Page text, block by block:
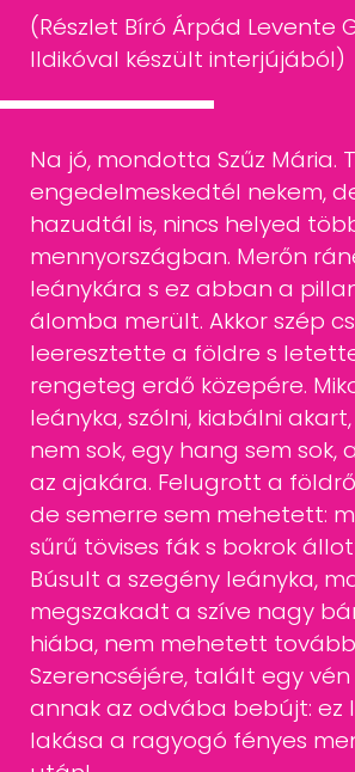
(Részlet Bíró Árpád Levente
Ildikóval készült interjújából)
Na jó, mondotta Szűz Mária.
engedelmeskedtél nekem,
hazudtál is, nincs helyed
mennyországban. Merőn
leánykára s ez abban a
álomba merült. Akkor szép
leeresztette a földre s
rengeteg erdő közepére.
leányka, szólni, kiabálni
nem sok, egy hang sem sok,
az ajakára. Felugrott a
de semerre sem mehetett:
sűrű tövises fák s bokrok
Búsult a szegény leányka,
megszakadt a szíve nagy
hiába, nem mehetett
Szerencséjére, talált egy
annak az odvába bebújt: ez
lakása a ragyogó fényes